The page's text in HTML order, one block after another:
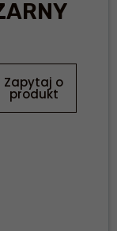
Zapytaj o
produkt